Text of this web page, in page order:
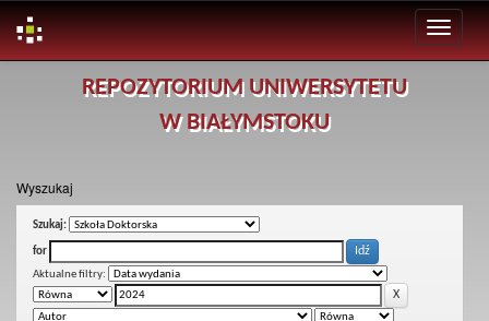
REPOZYTORIUM UNIWERSYTETU
W BIAŁYMSTOKU
Wyszukaj
Szukaj:
for
Aktualne filtry: